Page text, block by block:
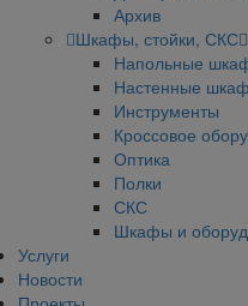
Архив
Шкафы, стойки, СКС
Напольные
Настенные
Инструменты
Кроссовое
Оптика
Полки
СКС
Шкафы и
Услуги
Новости